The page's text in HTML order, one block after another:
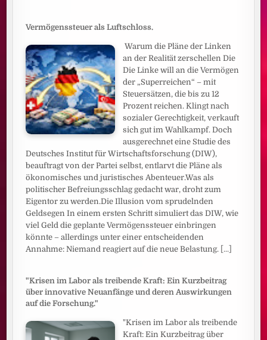
Vermögenssteuer als Luftschloss.
Warum die Pläne der Linken
an der Realität zerschellen Die
Die Linke will an die Vermögen
der „Superreichen“ – mit
Steuersätzen, die bis zu 12
Prozent reichen. Klingt nach
sozialer Gerechtigkeit, verkauft
sich gut im Wahlkampf. Doch
ausgerechnet eine Studie des
Deutsches Institut für Wirtschaftsforschung (DIW),
beauftragt von der Partei selbst, entlarvt die Pläne als
ökonomisches und juristisches Abenteuer.Was als
politischer Befreiungsschlag gedacht war, droht zum
Eigentor zu werden.Die Illusion vom sprudelnden
Geldsegen In einem ersten Schritt simuliert das DIW, wie
viel Geld die geplante Vermögenssteuer einbringen
könnte – allerdings unter einer entscheidenden
Annahme: Niemand reagiert auf die neue Belastung. [...]
"Krisen im Labor als treibende Kraft: Ein Kurzbeitrag
über innovative Neuanfänge und deren Auswirkungen
auf die Forschung."
"Krisen im Labor als treibende
Kraft: Ein Kurzbeitrag über